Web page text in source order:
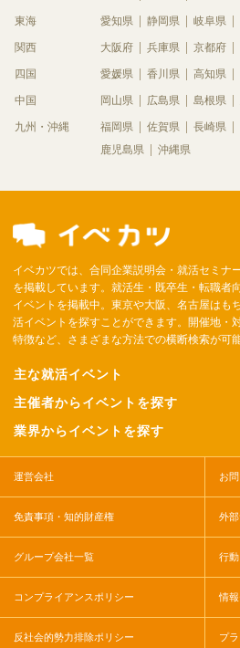
東海 愛知県 静岡県 岐阜県
関西 大阪府 兵庫県 京都府
四国 愛媛県 香川県 高知県
中国 岡山県 広島県 島根県
九州・沖縄 福岡県 佐賀県 長崎県
鹿児島県
沖縄県
イベカツでは、合同企業説明会・就活セミナ
を掲載しています。就活生・既卒生・転職者
イベントを掲載中。東京や大阪、名古屋はも
活イベントを探すことができます。開催地・
特徴など、さまざまな方法での横断検索が可能
主な就活イベント
主催者からイベントを探す
業界からイベントを探す
運営会社 お
免責事項・知的財産権 外
グループ会社一覧 行
コンプライアンスポリシー 情
反社会的勢力排除ポリシー プ